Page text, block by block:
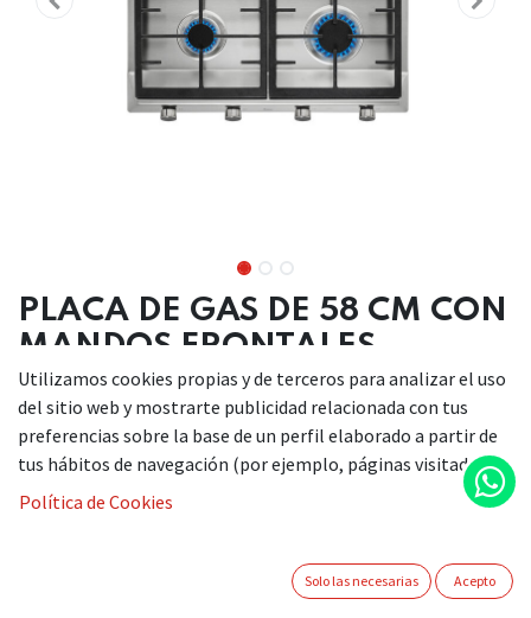
PLACA DE GAS DE 58 CM CON
MANDOS FRONTALES
Mandos frontales metalizados incorporados con frente
negro
Seguridad por termopar integrada en quemador
Autoencendido integrado en quemador y accionado por
Quemadores de alta eficiencia
Utilizamos cookies propias y de terceros para analizar el uso
del sitio web y mostrarte publicidad relacionada con tus
preferencias sobre la base de un perfil elaborado a partir de
tus hábitos de navegación (por ejemplo, páginas visitadas).
Política de Cookies
Solo las necesarias Acepto